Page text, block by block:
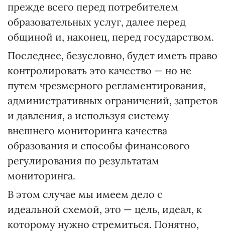
прежде всего перед потребителем
образовательных услуг, далее перед
общиной и, наконец, перед государством.
Последнее, безусловно, будет иметь право
контролировать это качество — но не
путем чрезмерного регламентирования,
административных ограничений, запретов
и давления, а используя систему
внешнего мониторинга качества
образования и способы финансового
регулирования по результатам
мониторинга.
В этом случае мы имеем дело с
идеальной схемой, это — цель, идеал, к
которому нужно стремиться. Понятно,